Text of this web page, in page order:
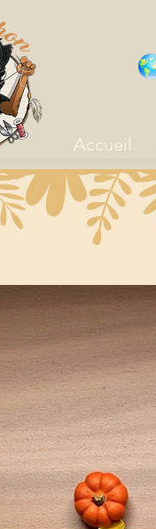
Accueil